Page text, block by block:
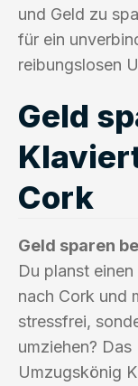
und Geld zu
für ein
reibungslosen
Geld
Cork
Geld sparen
Du planst
nach Cork und
stressfrei,
umziehen?
Umzugskönig